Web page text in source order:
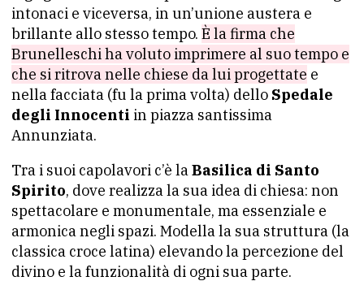
intonaci e viceversa, in un’unione austera e
brillante allo stesso tempo. È la firma che
Brunelleschi ha voluto imprimere al suo tempo e
che si ritrova nelle chiese da lui progettate e
nella facciata (fu la prima volta) dello Spedale
degli Innocenti in piazza santissima
Annunziata.
Tra i suoi capolavori c’è laBasilica di Santo
Spirito, dove realizza la sua idea di chiesa: non
spettacolare e monumentale, ma essenziale e
armonica negli spazi. Modella la sua struttura (la
classica croce latina) elevando la percezione del
divino e la funzionalità di ogni sua parte.